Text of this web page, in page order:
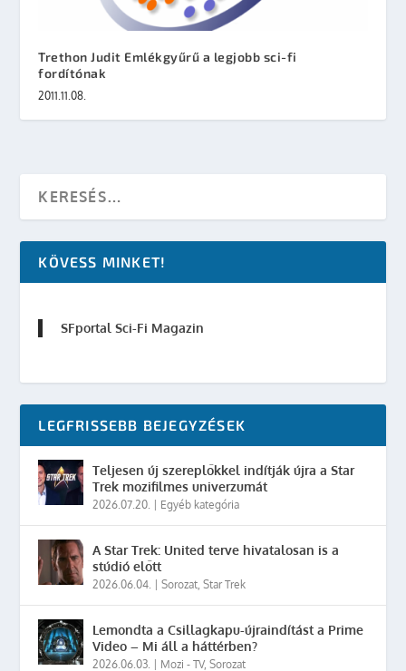
Trethon Judit Emlékgyűrű a legjobb sci-fi
fordítónak
2011.11.08.
KÖVESS MINKET!
SFportal Sci-Fi Magazin
LEGFRISSEBB BEJEGYZÉSEK
Teljesen új szereplőkkel indítják újra a Star
Trek mozifilmes univerzumát
2026.07.20. Egyéb kategória
A Star Trek: United terve hivatalosan is a
stúdió előtt
2026.06.04. |Sorozat ,Star Trek
Lemondta a Csillagkapu-újraindítást a Prime
Video – Mi áll a háttérben?
2026.06.03. Mozi - TV,Sorozat